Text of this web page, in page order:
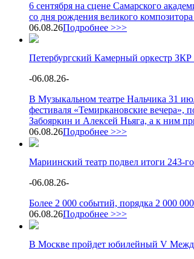
6 сентября на сцене Самарского
со дня рождения великого
06.08.26Подробнее >>>
Петербургский Камерный оркестр ЗКР
-06.08.26-
В Музыкальном театре Нальчика 31
фестиваля «Темиркановские вечера»,
Забояркин и Алексей Ньяга, а к ним
06.08.26Подробнее >>>
Мариинский театр подвел итоги 243-го
-06.08.26-
Более 2 000 событий, порядка 2 000
06.08.26Подробнее >>>
В Москве пройдет юбилейный V